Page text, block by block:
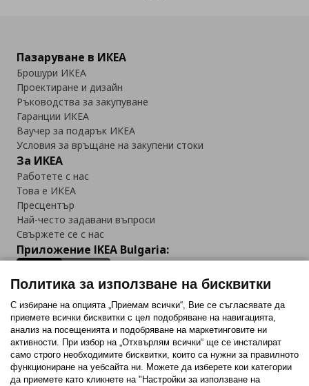
Пазаруване в ИКЕА
Брошури ИКЕА
Проектиране и дизайн
Ръководства за закупуване
Гаранции ИКЕА
Ваучер за подарък ИКЕА
Условия за връщане на закупени стоки
За ИКЕА
Работете с нас
Това е ИКЕА
Пресцентър
Най-често задавани въпроси
Свържете се с нас
Приложение IKEA Bulgaria:
Последвайте ни:
FacebookTwitterYoutubePinterestInstagram
Политика за използване на бисквитки
С избиране на опцията „Приемам всички“, Вие се съгласявате да
приемете всички бисквитки с цел подобряване на навигацията,
анализ на посещенията и подобряване на маркетинговите ни
активности. При избор на „Отхвърлям всички“ ще се инсталират
само строго необходимитe бисквитки, които са нужни за правилното
функциониране на уебсайта ни. Можете да изберете кои категории
да приемете като кликнете на "Настройки за използване на